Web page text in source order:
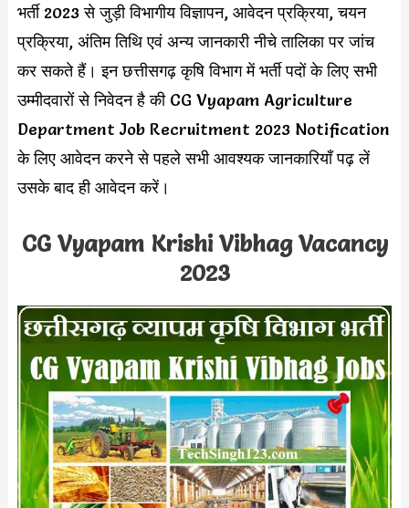
भर्ती 2023 से जुड़ी विभागीय विज्ञापन, आवेदन प्रक्रिया, चयन
प्रक्रिया, अंतिम तिथि एवं अन्य जानकारी नीचे तालिका पर जांच
कर सकते हैं। इन छत्तीसगढ़ कृषि विभाग में भर्ती पदों के लिए सभी
उम्मीदवारों से निवेदन है की CG Vyapam Agriculture
Department Job Recruitment 2023 Notification
के लिए आवेदन करने से पहले सभी आवश्यक जानकारियाँ पढ़ लें
उसके बाद ही आवेदन करें।
CG Vyapam Krishi Vibhag Vacancy
2023